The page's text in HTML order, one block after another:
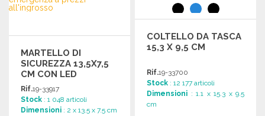
MARTELLO DI
SICUREZZA 13,5X7,5
CM CON LED
Rif.19-33917
Stock : 1 048 articoli
Dimensioni : 2 x 13.5 x 7.5 cm
COLTELLO DA TASCA
15,3 X 9,5 CM
Rif.19-33700
Stock : 12 177 articoli
Dimensioni : 1.1 x 15.3 x 9.5
cm